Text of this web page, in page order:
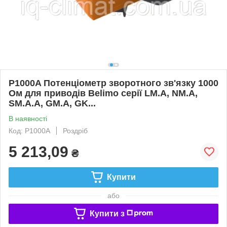
P1000A Потенціометр зворотного зв'язку 1000
Ом для приводів Belimo серії LM.A, NM.A,
SM.A.A, GM.A, GK...
В наявності
Код: P1000A
Роздріб
5 213,09 ₴
Купити
або
Купити з